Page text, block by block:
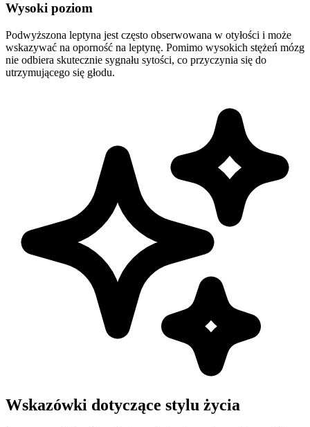
Wysoki poziom
Podwyższona leptyna jest często obserwowana w otyłości i może
wskazywać na oporność na leptynę. Pomimo wysokich stężeń mózg
nie odbiera skutecznie sygnału sytości, co przyczynia się do
utrzymującego się głodu.
Wskazówki dotyczące stylu życia